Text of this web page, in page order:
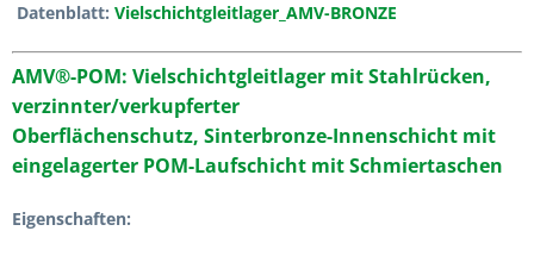
Datenblatt: Vielschichtgleitlager_AMV-BRONZE
AMV®-POM: Vielschichtgleitlager mitStahlrücken,
verzinnter/verkupferter
Oberflächenschutz, Sinterbronze-Innenschicht mit
eingelagerter POM-Laufschicht mit Schmiertaschen
Eigenschaften: